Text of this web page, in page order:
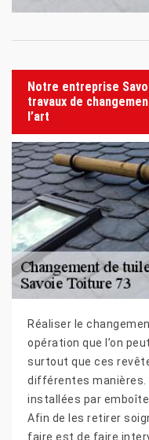
Notre entreprise
travaux de
l’art
Réaliser le
opération que l’on
surtout que ces
différentes
installées par
Afin de les retirer
faire est de faire